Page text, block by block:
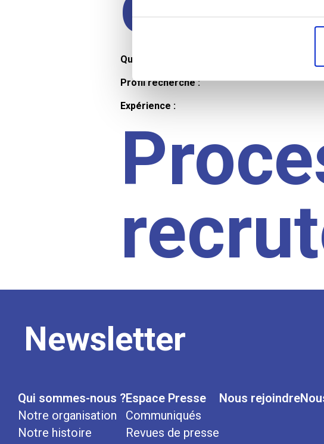
Qualifications et diplômes :
Profil recherché :
Expérience :
Newsletter
Qui sommes-nous ?
Notre organisation
Notre histoire
Espace Presse
Communiqués
Revues de presse
Nous rejoindre